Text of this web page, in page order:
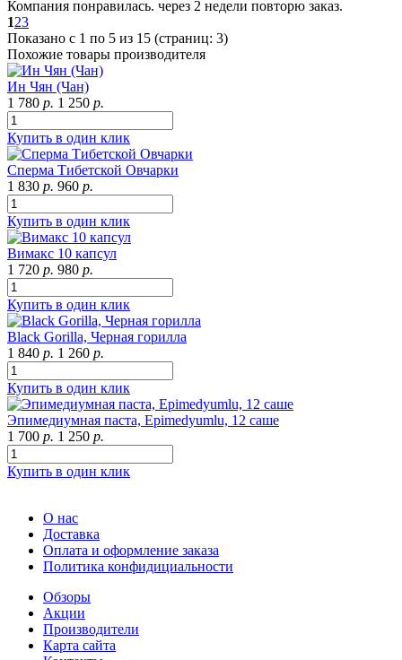
Компания понравилась. через 2 недели повторю заказ.
123
Показано с 1 по 5 из 15 (страниц: 3)
Похожие товары производителя
Ин Чян (Чан)
1 780 р. 1 250 р.
Купить в один клик
Сперма Тибетской Овчарки
1 830 р. 960 р.
Купить в один клик
Вимакс 10 капсул
1 720 р. 980 р.
Купить в один клик
Black Gorilla, Черная горилла
1 840 р. 1 260 р.
Купить в один клик
Эпимедиумная паста, Epimedyumlu, 12 саше
1 700 р. 1 250 р.
Купить в один клик
О нас
Доставка
Оплата и оформление заказа
Политика конфидициальности
Обзоры
Акции
Производители
Карта сайта